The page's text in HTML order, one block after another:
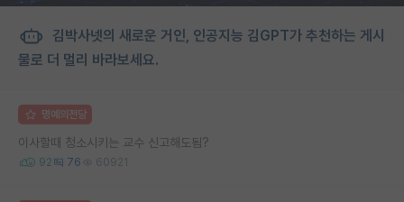
김박사넷의 새로운 거인, 인공지능 김GPT가 추천하는 게시
물로 더 멀리 바라보세요.
명예의전당
이사할때 청소시키는 교수 신고해도됨?
92 76 60921